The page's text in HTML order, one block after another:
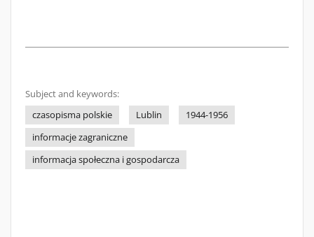
Subject and keywords:
czasopisma polskie
Lublin
1944-1956
informacje zagraniczne
informacja społeczna i gospodarcza